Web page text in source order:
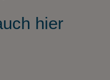
hier